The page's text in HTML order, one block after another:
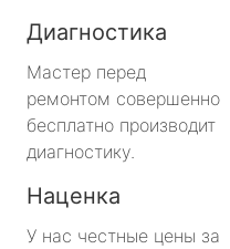
Диагностика
Мастер перед
ремонтом совершенно
бесплатно производит
диагностику.
Наценка
У нас честные цены за